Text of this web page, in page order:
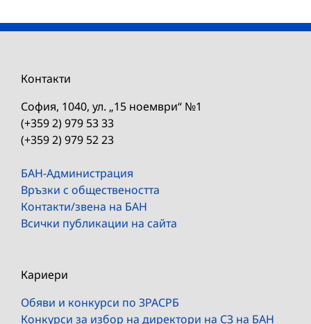
Контакти
София, 1040, ул. „15 ноември“ №1
(+359 2) 979 53 33
(+359 2) 979 52 23
БАН-Администрация
Връзки с обществеността
Контакти/звена на БАН
Всички публикации на сайта
Кариери
Обяви и конкурси по ЗРАСРБ
Конкурси за избор на директори на СЗ на БАН